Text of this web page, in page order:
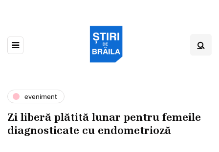
eveniment
Zi liberă plătită lunar pentru femeile
diagnosticate cu endometrioză